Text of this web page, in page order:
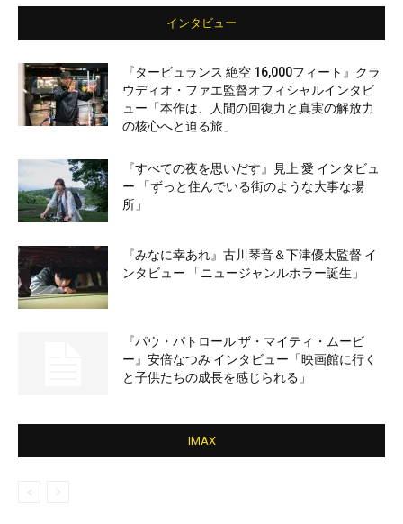
インタビュー
『タービュランス 絶空 16,000フィート』クラ
ウディオ・ファエ監督オフィシャルインタビ
ュー「本作は、人間の回復力と真実の解放力
の核心へと迫る旅」
『すべての夜を思いだす』見上 愛 インタビュ
ー 「ずっと住んでいる街のような大事な場
所」
『みなに幸あれ』古川琴音＆下津優太監督 イ
ンタビュー 「ニュージャンルホラー誕生」
『パウ・パトロール ザ・マイティ・ムービ
ー』安倍なつみ インタビュー「映画館に行く
と子供たちの成長を感じられる」
IMAX